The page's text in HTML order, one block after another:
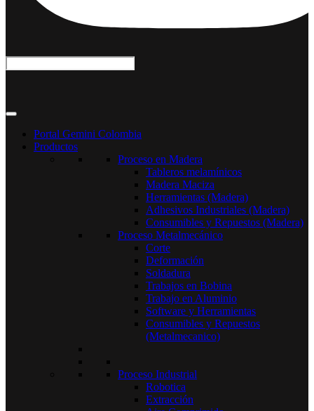
Portal Gemini Colombia
Productos
Proceso en Madera
Tableros melamínicos
Madera Maciza
Herramientas (Madera)
Adhesivos Industriales (Madera)
Consumibles y Repuestos (Madera)
Proceso Metalmecánico
Corte
Deformación
Soldadura
Trabajos en Bobina
Trabajo en Aluminio
Software y Herramientas
Consumibles y Repuestos
(Metalmecanico)
Proceso Industrial
Robotica
Extracción